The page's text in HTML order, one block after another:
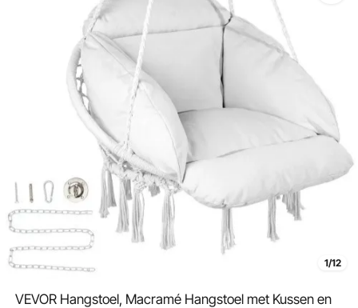
1/12
VEVOR Hangstoel, Macramé Hangstoel met Kussen en